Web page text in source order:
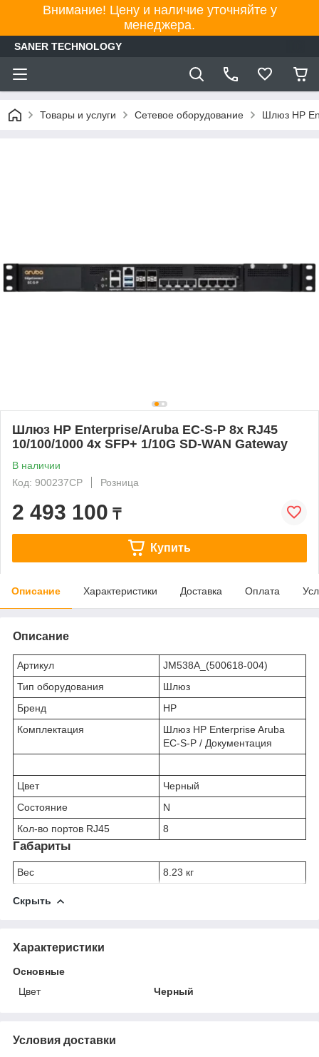
Внимание! Цену и наличие уточняйте у
менеджера.
SANER TECHNOLOGY
Товары и услуги Сетевое оборудование Шлюз HP
Шлюз HP Enterprise/Aruba EC-S-P 8x RJ45
10/100/1000 4x SFP+ 1/10G SD-WAN Gateway
В наличии
Код: 900237CP
Розница
2 493 100 ₸
Купить
Описание Характеристики Доставка Оплата
Описание
Артикул
JM538A_(500618-004)
Тип оборудования
Шлюз
Бренд
HP
Комплектация
Шлюз HP Enterprise Aruba
EC-S-P / Документация
Цвет
Черный
Состояние
N
Кол-во портов RJ45
8
Габариты
Вес 8.23 кг
Скрыть
Характеристики
Основные
Цвет
Черный
Условия доставки